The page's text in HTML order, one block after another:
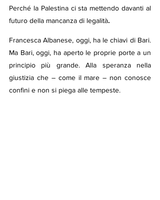
Perché la Palestina ci sta mettendo davanti al
futuro della mancanza di legalità.
Francesca Albanese, oggi, ha le chiavi di Bari.
Ma Bari, oggi, ha aperto le proprie porte a un
principio più grande. Alla speranza nella
giustizia che – come il mare – non conosce
confini e non si piega alle tempeste.